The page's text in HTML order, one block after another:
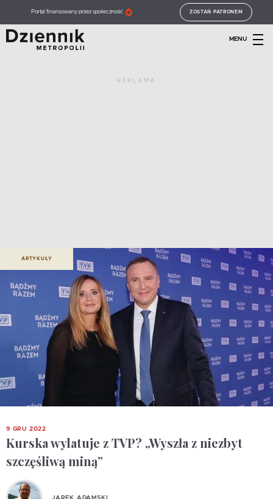
Portal finansowany przez społeczność ZOSTAŃ PATRONEM
MENU
REKLAMA
ARTYKUŁY
9 GRU 2022
Kurska wylatuje z TVP? „Wyszła z niezbyt
szczęśliwą miną”
JAREK ADAMSKI